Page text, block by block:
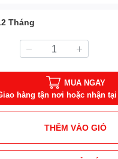
Tháng
MUA NGAY
hàng tận nơi hoặc nhận
THÊM VÀO GIỎ